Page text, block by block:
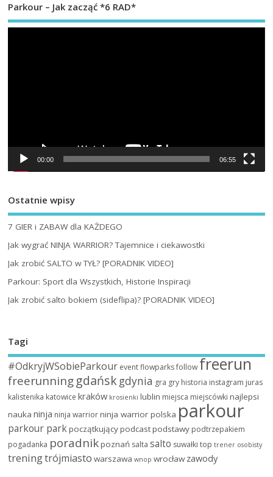
Parkour – Jak zacząć *6 RAD*
00:00 06:55
Ostatnie wpisy
7 GIER i ZABAW dla KAŻDEGO
Jak wygrać NINJA WARRIOR? Tajemnice i ciekawostki
Jak zrobić SALTO w TYŁ? [PORADNIK VIDEO]
Parkour: Sport dla Wszystkich, Historie Inspiracji
Jak zrobić salto bokiem (sideflipa)? [PORADNIK VIDEO]
Tagi
#OdkryjWSobieParkour event flowparks followfreerun
freerunninggdańskgdynia gra gry historia instagram juras
kalistenika katowice kraków krosienki lublin miejsca miejscówki najlepsi
nauka ninja ninja warrior ninja warrior polska parkour
parkour parkpoczątkującypodcastpodstawy podtrzepakiem
pogadanka poradnikpoznań salta salto suwałki top trener osobisty
treningtrójmiasto warszawa wnop wrocławzawody